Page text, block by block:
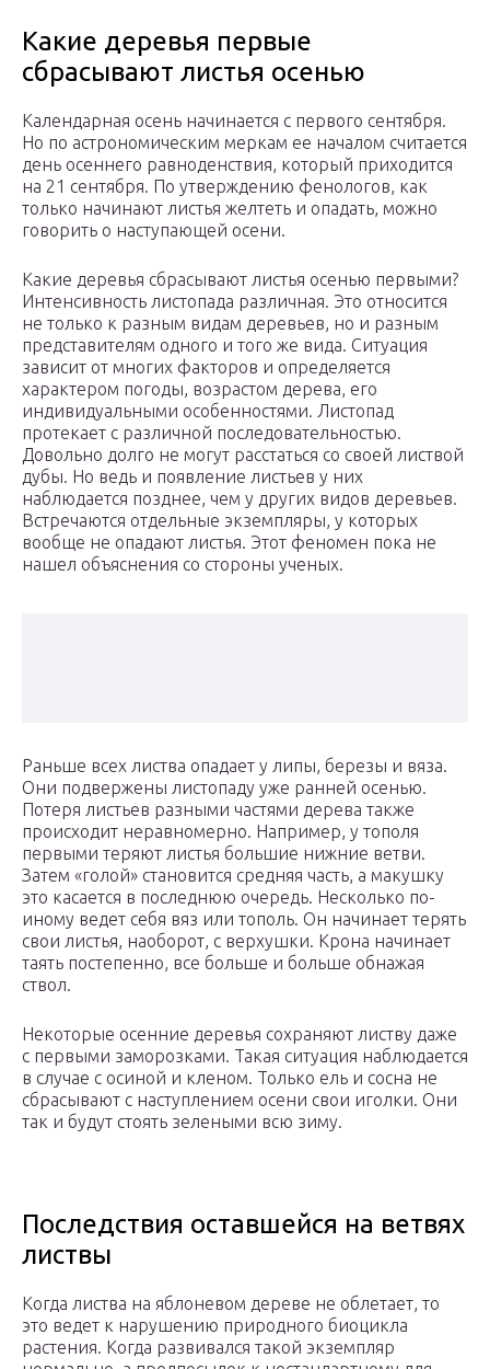
Какие деревья первые
сбрасывают листья осенью
Календарная осень начинается с первого сентября.
Но по астрономическим меркам ее началом считается
день осеннего равноденствия, который приходится
на 21 сентября. По утверждению фенологов, как
только начинают листья желтеть и опадать, можно
говорить о наступающей осени.
Какие деревья сбрасывают листья осенью первыми?
Интенсивность листопада различная. Это относится
не только к разным видам деревьев, но и разным
представителям одного и того же вида. Ситуация
зависит от многих факторов и определяется
характером погоды, возрастом дерева, его
индивидуальными особенностями. Листопад
протекает с различной последовательностью.
Довольно долго не могут расстаться со своей листвой
дубы. Но ведь и появление листьев у них
наблюдается позднее, чем у других видов деревьев.
Встречаются отдельные экземпляры, у которых
вообще не опадают листья. Этот феномен пока не
нашел объяснения со стороны ученых.
Раньше всех листва опадает у липы, березы и вяза.
Они подвержены листопаду уже ранней осенью.
Потеря листьев разными частями дерева также
происходит неравномерно. Например, у тополя
первыми теряют листья большие нижние ветви.
Затем «голой» становится средняя часть, а макушку
это касается в последнюю очередь. Несколько по-
иному ведет себя вяз или тополь. Он начинает терять
свои листья, наоборот, с верхушки. Крона начинает
таять постепенно, все больше и больше обнажая
ствол.
Некоторые осенние деревья сохраняют листву даже
с первыми заморозками. Такая ситуация наблюдается
в случае с осиной и кленом. Только ель и сосна не
сбрасывают с наступлением осени свои иголки. Они
так и будут стоять зелеными всю зиму.
Последствия оставшейся на ветвях
листвы
Когда листва на яблоневом дереве не облетает, то
это ведет к нарушению природного биоцикла
растения. Когда развивался такой экземпляр